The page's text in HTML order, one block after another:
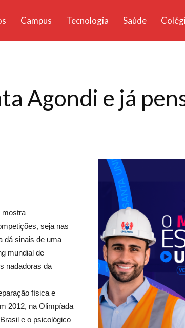
Campus Tecnologia Saúde
Agondi e já
mostra
seja nas
dá sinais de uma
mundial de
nadadoras da
física e
2012, na Olimpíada
e o psicológico